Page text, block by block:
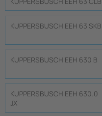
KUPPERSBUSCH EEH 63 SKB
KUPPERSBUSCH EEH 630 B
KUPPERSBUSCH EEH 630.0
JX